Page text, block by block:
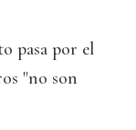
pasa por el
"no son